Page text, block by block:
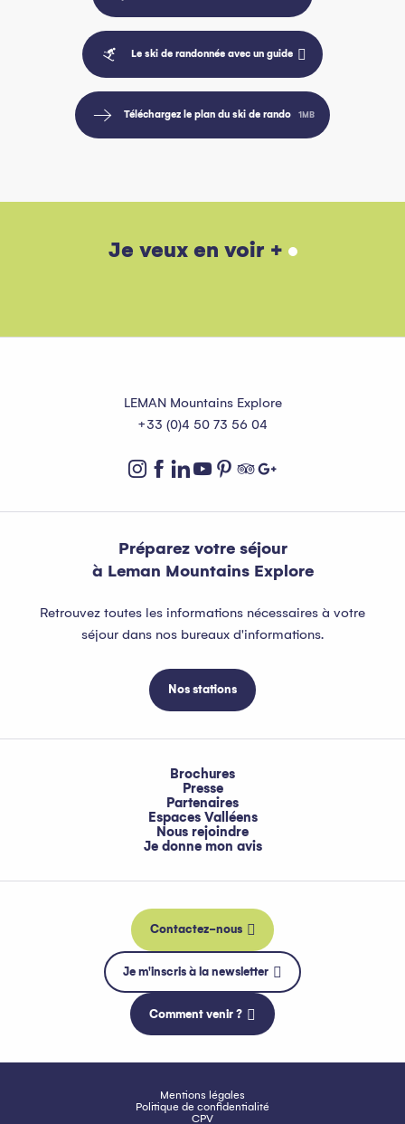
Le ski de randonnée avec un guide
Téléchargez le plan du ski de rando 1MB
Je veux en voir +
biathlon à La Chapelle d’Abondance
LEMAN Mountains Explore
+33 (0)4 50 73 56 04
Préparez votre séjour
à Leman Mountains Explore
Retrouvez toutes les informations nécessaires à votre
séjour dans nos bureaux d'informations.
Nos stations
Brochures
Presse
Partenaires
Espaces Valléens
Nous rejoindre
Je donne mon avis
Contactez-nous
Je m'inscris à la newsletter
Comment venir ?
Mentions légales
Politique de confidentialité
CPV